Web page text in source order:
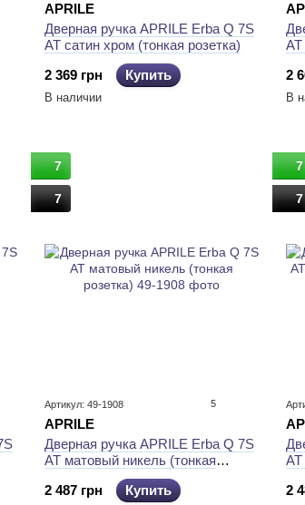
APRILE
Дверная ручка APRILE Erba Q 7S
AT сатин хром (тонкая розетка)
2 369 грн
Купить
В наличии
2
В
7
7
Артикул: 49-1908 5
APRILE
Дверная ручка APRILE Erba Q 7S
AT матовый никель (тонкая
2 487 грн
Купить
7
7
AT
2